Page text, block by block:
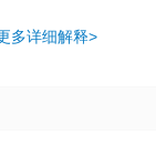
多详细解释>